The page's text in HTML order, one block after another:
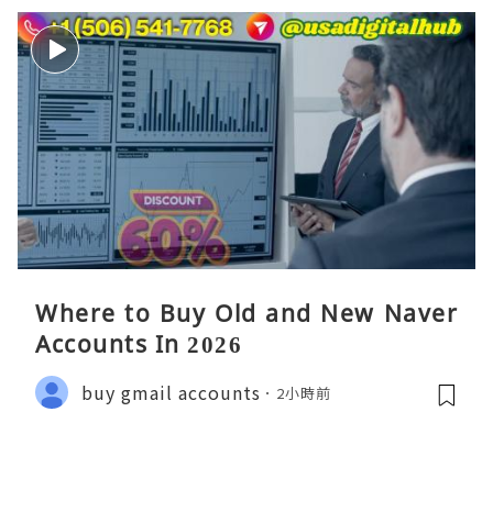
Where to Buy Old and New Naver
Accounts In 2026
buy gmail accounts 2小時前